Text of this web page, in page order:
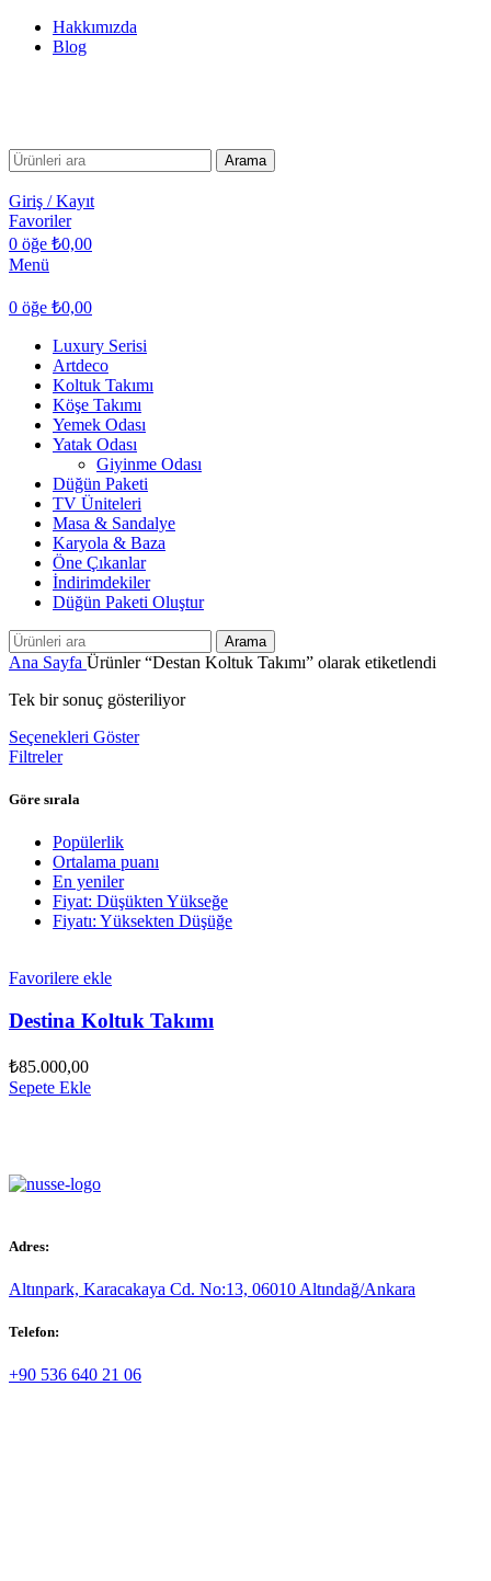
Hakkımızda
Blog
Arama
Giriş / Kayıt
Favoriler
0 öğe ₺0,00
Menü
0 öğe ₺0,00
Luxury Serisi
Artdeco
Koltuk Takımı
Köşe Takımı
Yemek Odası
Yatak Odası
Giyinme Odası
Düğün Paketi
TV Üniteleri
Masa & Sandalye
Karyola & Baza
Öne Çıkanlar
İndirimdekiler
Düğün Paketi Oluştur
Arama
Ana Sayfa Ürünler “Destan Koltuk Takımı” olarak etiketlendi
Tek bir sonuç gösteriliyor
Seçenekleri Göster
Filtreler
Göre sırala
Popülerlik
Ortalama puanı
En yeniler
Fiyat: Düşükten Yükseğe
Fiyatı: Yüksekten Düşüğe
Favorilere ekle
Destina Koltuk Takımı
₺85.000,00
Sepete Ekle
Adres:
Altınpark, Karacakaya Cd. No:13, 06010 Altındağ/Ankara
Telefon:
+90 536 640 21 06